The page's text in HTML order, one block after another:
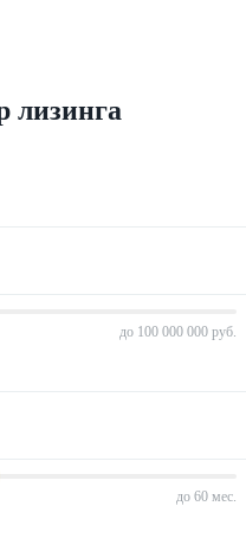
лизинга
до 100 000 000 руб.
до 60 мес.